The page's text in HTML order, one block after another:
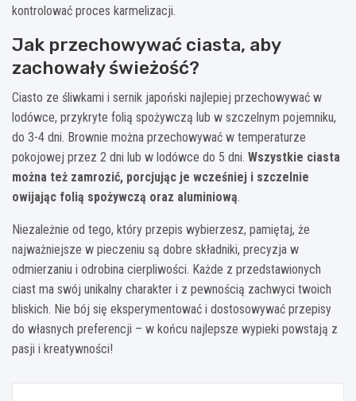
kontrolować proces karmelizacji.
Jak przechowywać ciasta, aby
zachowały świeżość?
Ciasto ze śliwkami i sernik japoński najlepiej przechowywać w
lodówce, przykryte folią spożywczą lub w szczelnym pojemniku,
do 3-4 dni. Brownie można przechowywać w temperaturze
pokojowej przez 2 dni lub w lodówce do 5 dni. Wszystkie ciasta
można też zamrozić, porcjując je wcześniej i szczelnie
owijając folią spożywczą oraz aluminiową.
Niezależnie od tego, który przepis wybierzesz, pamiętaj, że
najważniejsze w pieczeniu są dobre składniki, precyzja w
odmierzaniu i odrobina cierpliwości. Każde z przedstawionych
ciast ma swój unikalny charakter i z pewnością zachwyci twoich
bliskich. Nie bój się eksperymentować i dostosowywać przepisy
do własnych preferencji – w końcu najlepsze wypieki powstają z
pasji i kreatywności!